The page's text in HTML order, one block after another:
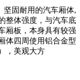
坚固耐用的汽车厢体,
整体强度，与汽车底
厢板，本身具有较强
体四周使用铝合金型
，美观大方